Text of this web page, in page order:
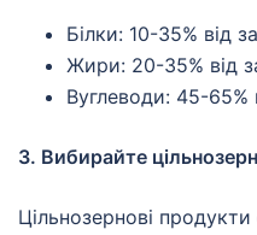
Білки: 10-35% від
Жири: 20-35% від
Вуглеводи: 45-65%
3. Вибирайте
Цільнозернові